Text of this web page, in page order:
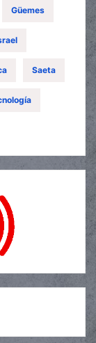
Güemes
Saeta